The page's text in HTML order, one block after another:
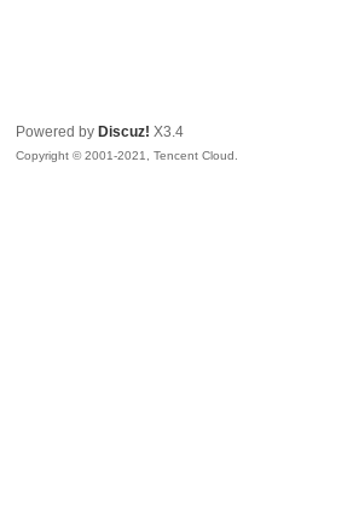
Powered by Discuz! X3.4
Copyright © 2001-2021, Tencent Cloud.